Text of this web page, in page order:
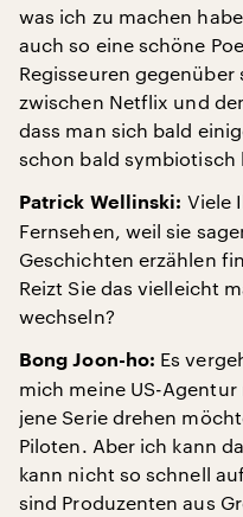
was ich zu machen
auch so eine schöne
Regisseuren gegenüber
zwischen Netflix und
dass man sich bald
schon bald symbiotisch
Patrick Wellinski: Viele
Fernsehen, weil sie
Geschichten erzählen
Reizt Sie das vielleicht
wechseln?
Bong Joon-ho: Es
mich meine US-
jene Serie drehen
Piloten. Aber ich kann
kann nicht so schnell
sind Produzenten aus